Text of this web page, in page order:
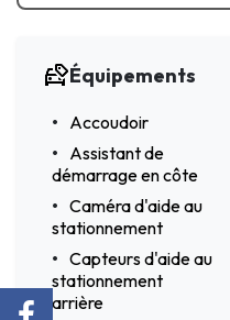
Équipements
Accoudoir
Assistant de
démarrage en côte
Caméra d'aide au
stationnement
Capteurs d'aide au
stationnement
arrière